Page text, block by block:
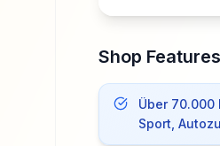
Shop Features
Über 70.000
Sport,